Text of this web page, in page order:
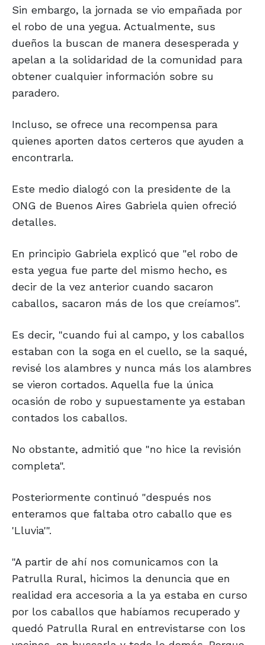
Sin embargo, la jornada se vio empañada por
el robo de una yegua. Actualmente, sus
dueños la buscan de manera desesperada y
apelan a la solidaridad de la comunidad para
obtener cualquier información sobre su
paradero.
Incluso, se ofrece una recompensa para
quienes aporten datos certeros que ayuden a
encontrarla.
Este medio dialogó con la presidente de la
ONG de Buenos Aires Gabriela quien ofreció
detalles.
En principio Gabriela explicó que "el robo de
esta yegua fue parte del mismo hecho, es
decir de la vez anterior cuando sacaron
caballos, sacaron más de los que creíamos".
Es decir, "cuando fui al campo, y los caballos
estaban con la soga en el cuello, se la saqué,
revisé los alambres y nunca más los alambres
se vieron cortados. Aquella fue la única
ocasión de robo y supuestamente ya estaban
contados los caballos.
No obstante, admitió que "no hice la revisión
completa".
Posteriormente continuó "después nos
enteramos que faltaba otro caballo que es
'Lluvia'".
"A partir de ahí nos comunicamos con la
Patrulla Rural, hicimos la denuncia que en
realidad era accesoria a la ya estaba en curso
por los caballos que habíamos recuperado y
quedó Patrulla Rural en entrevistarse con los